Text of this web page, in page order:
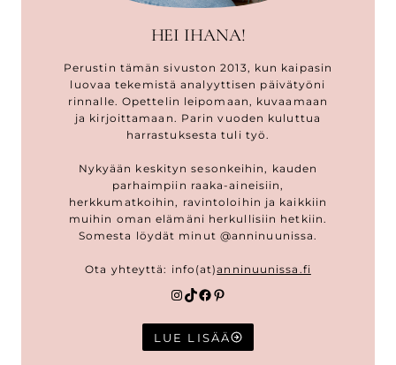
HEI IHANA!
Perustin tämän sivuston 2013, kun kaipasin
luovaa tekemistä analyyttisen päivätyöni
rinnalle. Opettelin leipomaan, kuvaamaan
ja kirjoittamaan. Parin vuoden kuluttua
harrastuksesta tuli työ.
Nykyään keskityn sesonkeihin, kauden
parhaimpiin raaka-aineisiin,
herkkumatkoihin, ravintoloihin ja kaikkiin
muihin oman elämäni herkullisiin hetkiin.
Somesta löydät minut @anninuunissa.
Ota yhteyttä: info(at)anninuunissa.fi
Instagram
TikTok
Facebook
Pinterest
LUE LISÄÄ